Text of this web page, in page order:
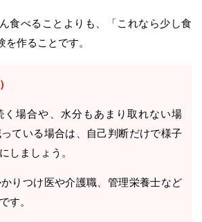
食べることよりも、「これなら少し食
作ることです。
く場合や、水分もあまり取れない場
ている場合は、自己判断だけで様子
しましょう。
りつけ医や介護職、管理栄養士など
す。